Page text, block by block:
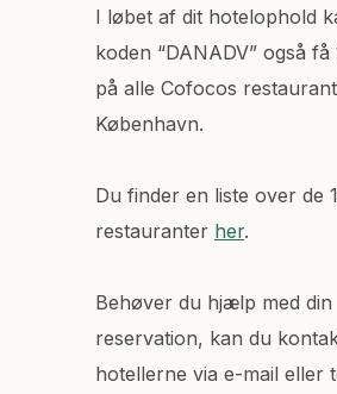
I løbet af dit hotelophold
koden “DANADV” også
på alle Cofocos
København.
Du finder en liste over de
restauranter her.
Behøver du hjælp med din
reservation, kan du
hotellerne via e-mail eller